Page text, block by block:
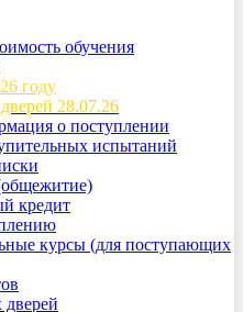
обучения
году
28.07.26
о поступлении
испытаний
кредит
курсы (для поступающих